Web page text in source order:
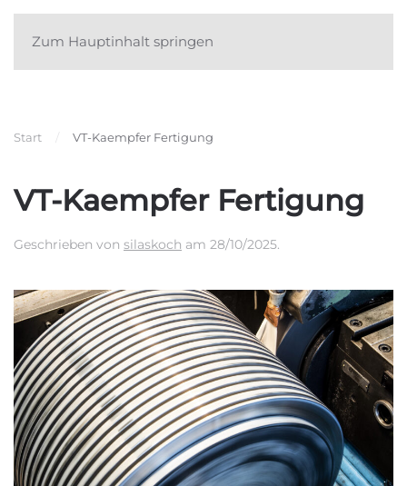
Zum Hauptinhalt springen
Start VT-Kaempfer Fertigung
VT-Kaempfer Fertigung
Geschrieben von silaskoch am 28/10/2025.